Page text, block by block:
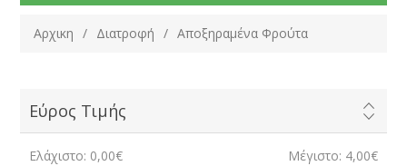
Αρχικη / Διατροφή / Αποξηραμένα Φρούτα
Εύρος Τιμής
Ελάχιστο: 0,00€ Μέγιστο: 4,00€